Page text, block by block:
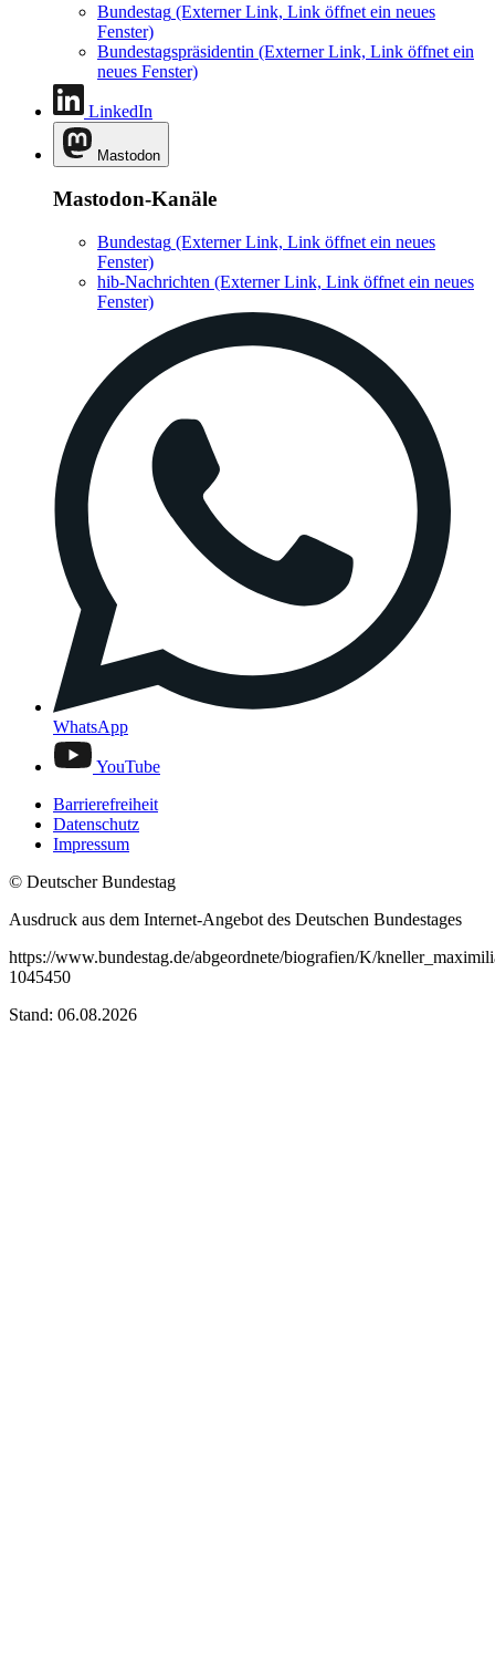
Bundestag (Externer Link, Link öffnet ein neues
Fenster)
Bundestagspräsidentin (Externer Link, Link öffnet ein
neues Fenster)
LinkedIn
Mastodon
Mastodon-Kanäle
Bundestag (Externer Link, Link öffnet ein neues
Fenster)
hib-Nachrichten (Externer Link, Link öffnet ein neues
Fenster)
WhatsApp
YouTube
Barrierefreiheit
Datenschutz
Impressum
© Deutscher Bundestag
Ausdruck aus dem Internet-Angebot des Deutschen Bundestages
https://www.bundestag.de/abgeordnete/biografien/K/
1045450
Stand: 06.08.2026